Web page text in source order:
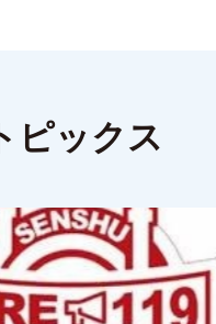
トピックス